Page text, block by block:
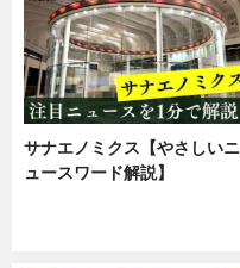
サナエノミクス【やさしいニ
ュースワード解説】